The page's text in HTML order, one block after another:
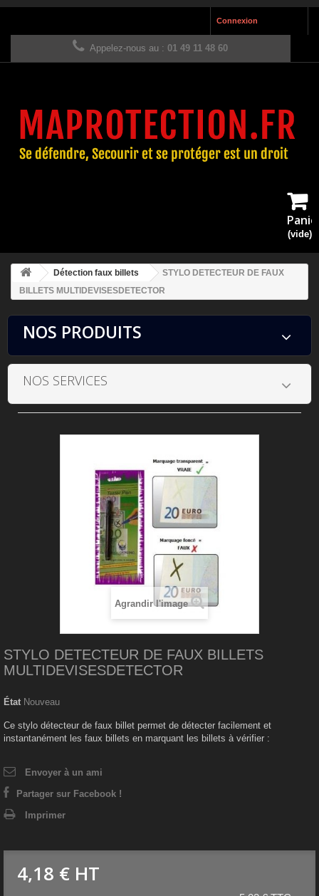
Connexion
Appelez-nous au : 01 49 11 48 60
(vide)
Détection faux billets
STYLO DETECTEUR DE FAUX
BILLETS MULTIDEVISESDETECTOR
NOS PRODUITS
NOS SERVICES
Agrandir l'image
STYLO DETECTEUR DE FAUX BILLETS
MULTIDEVISESDETECTOR
État Nouveau
Ce stylo détecteur de faux billet permet de détecter facilement et
instantanément les faux billets en marquant les billets à vérifier :
Envoyer à un ami
Partager sur Facebook !
Imprimer
4,18 € HT